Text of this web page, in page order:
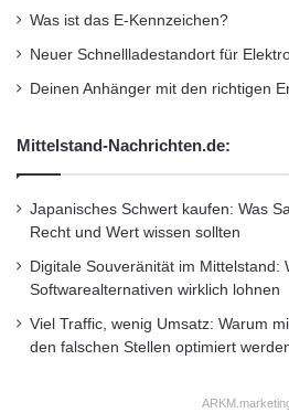
ist, dass die Komponenten
lesen können. Nur
Ausnahmefällen für
Funktionen erteilt die
auch „Schreibrechte“.
eine Fernsteuerung
der Bundesregierung
gezeigt wird.
Was ist das E-Kennzeichen?
Neuer Schnellladestandort für
Deinen Anhänger mit den richtigen
Mittelstand-Nachrichten.de:
Japanisches Schwert kaufen: Was
Recht und Wert wissen sollten
Digitale Souveränität im Mittelstand:
Softwarealternativen wirklich lohnen
Viel Traffic, wenig Umsatz: Warum
den falschen Stellen optimiert